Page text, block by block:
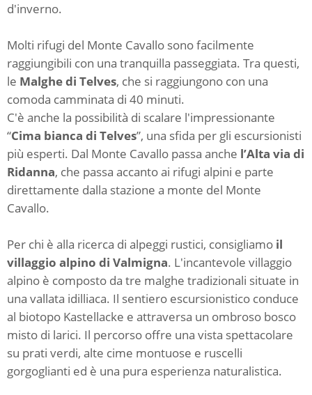
d'inverno.
Molti rifugi del Monte Cavallo sono facilmente
raggiungibili con una tranquilla passeggiata. Tra questi,
le Malghe di Telves, che si raggiungono con una
comoda camminata di 40 minuti.
C'è anche la possibilità di scalare l'impressionante
“Cima bianca di Telves”, una sfida per gli escursionisti
più esperti. Dal Monte Cavallo passa anche l’Alta via di
Ridanna, che passa accanto ai rifugi alpini e parte
direttamente dalla stazione a monte del Monte
Cavallo.
Per chi è alla ricerca di alpeggi rustici, consigliamo il
villaggio alpino di Valmigna. L'incantevole villaggio
alpino è composto da tre malghe tradizionali situate in
una vallata idilliaca. Il sentiero escursionistico conduce
al biotopo Kastellacke e attraversa un ombroso bosco
misto di larici. Il percorso offre una vista spettacolare
su prati verdi, alte cime montuose e ruscelli
gorgoglianti ed è una pura esperienza naturalistica.